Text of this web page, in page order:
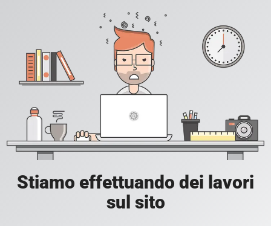
Stiamo effettuando dei lavori
sul sito